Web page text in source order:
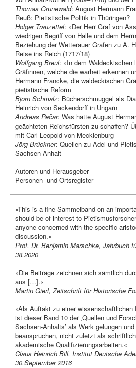
Thomas Grunewald: August Hermann
Reuß: Pietistische Politik in Thüringen?
Holger Trauzettel: »Der Herr Graf von
wiedrigen Begriff von Halle und dem
Beziehung der Wetterauer Grafen zu A.
Reise ins Reich (1717/18)
Wolfgang Breul: »In dem Waldeckischen
Gräfinnen, welche die warheit erkennen
Hermann Francke, die waldeckischen
pietistische Reform
Bjorn Schmalz: Bücherschmuggel als
Heinrich von Seckendorff in Ungarn
Andreas Pečar: Was hatte August
geächteten Reichsfürsten zu schaffen?
mit Carl Leopold von Mecklenburg
Jörg Brückner: Quellen zu Adel und
Sachsen-Anhalt
Autoren und Herausgeber
Personen- und Ortsregister
»This is a fine Sammelband on an
should be of interest to
anyone concerned with the specific
discussion.«
Prof. Dr. Benjamin Marschke, Jahrbuch
38.2020
»Die Beiträge zeichnen sich sämtlich
aus […].«
Martin Gierl, Zeitschrift für Historische
»Als Auftakt zu einer wissenschaftlichen
ist dieser Band 10 der ‚Quellen und
Sachsen-Anhalts’ als Werk gelungen
beanspruchen, nicht zuletzt als
akademische Qualifizierungsarbeiten.«
Claus Heinrich Bill, Institut Deutsche
30.September 2016